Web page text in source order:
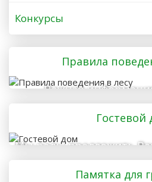
Конкурсы
Правила
Важная
Гостевой
Мы рады предложить
дома
Памятка для